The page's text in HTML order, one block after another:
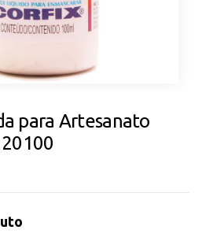
para Artesanato